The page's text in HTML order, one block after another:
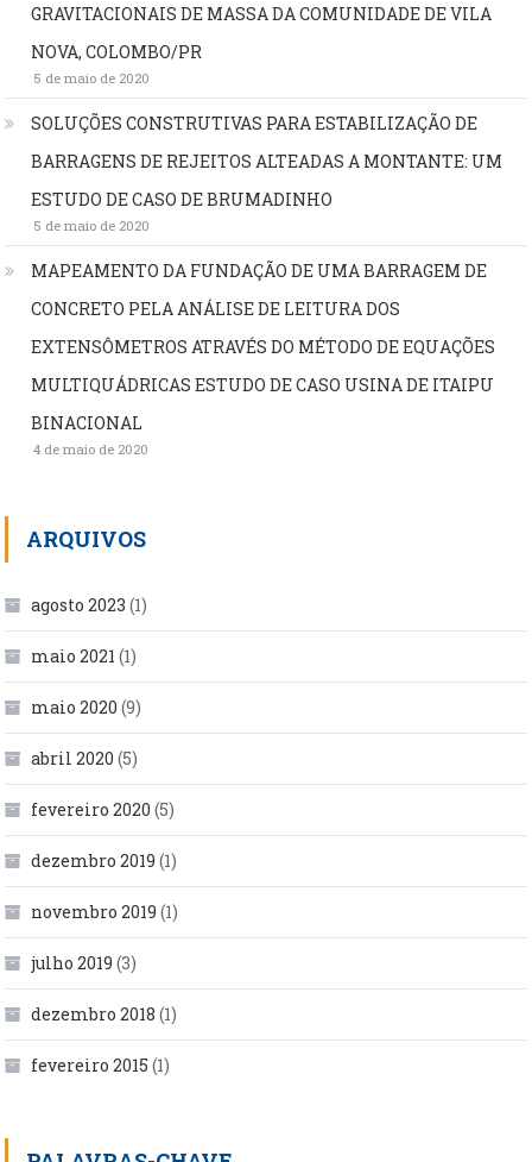
GRAVITACIONAIS DE MASSA DA COMUNIDADE DE VILA
NOVA, COLOMBO/PR
5 de maio de 2020
SOLUÇÕES CONSTRUTIVAS PARA ESTABILIZAÇÃO DE
BARRAGENS DE REJEITOS ALTEADAS A MONTANTE: UM
ESTUDO DE CASO DE BRUMADINHO
5 de maio de 2020
MAPEAMENTO DA FUNDAÇÃO DE UMA BARRAGEM DE
CONCRETO PELA ANÁLISE DE LEITURA DOS
EXTENSÔMETROS ATRAVÉS DO MÉTODO DE EQUAÇÕES
MULTIQUÁDRICAS ESTUDO DE CASO USINA DE ITAIPU
BINACIONAL
4 de maio de 2020
ARQUIVOS
agosto 2023 (1)
maio 2021 (1)
maio 2020 (9)
abril 2020 (5)
fevereiro 2020 (5)
dezembro 2019 (1)
novembro 2019 (1)
julho 2019 (3)
dezembro 2018 (1)
fevereiro 2015 (1)